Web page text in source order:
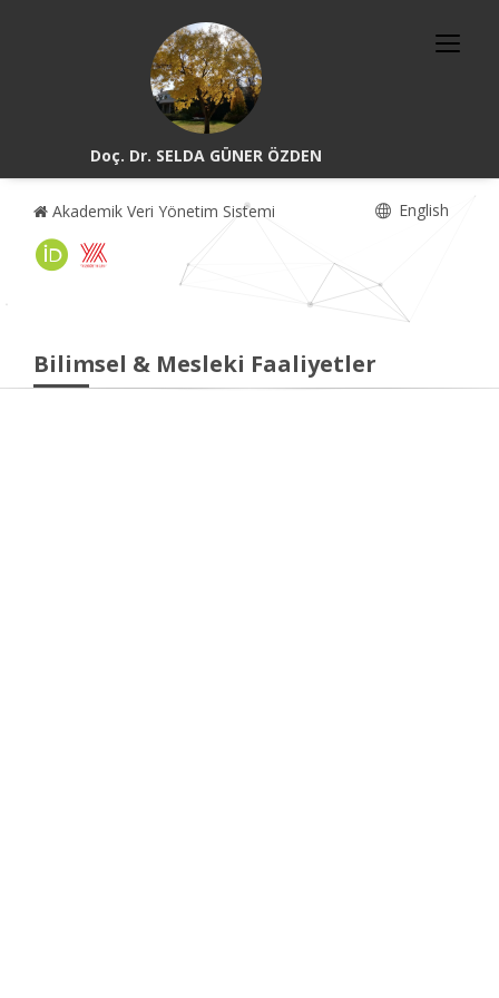
Doç. Dr. SELDA GÜNER ÖZDEN
Akademik Veri Yönetim Sistemi English
Bilimsel & Mesleki Faaliyetler